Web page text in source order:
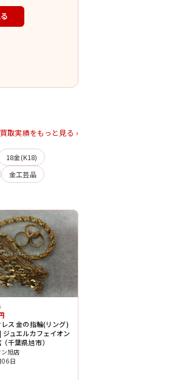
買取実績をもっと見る ›
18金(K18)
金工芸品
ス 金の指輪(リング)
ジュエルカフェイオン
千葉県旭市）
旭店
06日